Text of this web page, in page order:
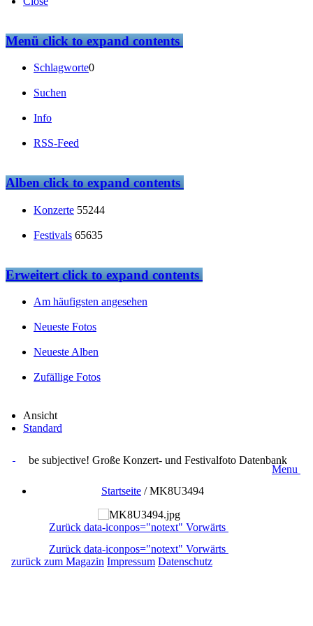
Menüclick to expand contents
Schlagworte0
Suchen
Info
RSS-Feed
Albenclick to expand contents
Konzerte 55244
Festivals 65635
Erweitertclick to expand contents
Am häufigsten angesehen
Neueste Fotos
Neueste Alben
Zufällige Fotos
Ansicht
Standard
be subjective! Große Konzert- und Festivalfoto Datenbank
Menu
Startseite /MK8U3494
Zurück data-iconpos="notext" Vorwärts
Zurück data-iconpos="notext" Vorwärts
zurück zum Magazin Impressum Datenschutz